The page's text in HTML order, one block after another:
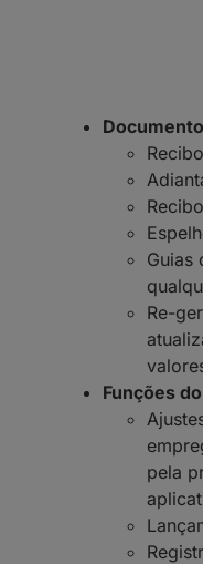
Guias
Re-
Funções
pela